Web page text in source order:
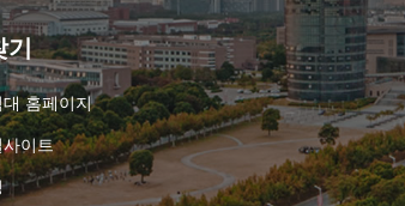
기
홈페이지
이트